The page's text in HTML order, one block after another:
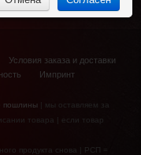
Условия заказа и доставки
Импринт
пошлины| мы оставляем за
товара | если товар
продукта снова | РСП =